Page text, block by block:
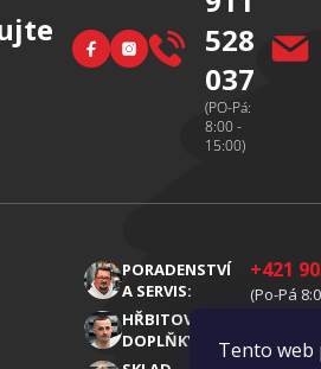
Tento web
FacebookInstagram
528
037
(PO-Pá:
8:00 -
15:00)
PORADENSTVÍ
A SERVIS:
+421
(Po-Pá
HŘBITOVNÍ
DOPLŇKY:
(Po-Pá